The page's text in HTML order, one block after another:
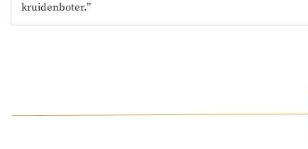
kruidenboter.”